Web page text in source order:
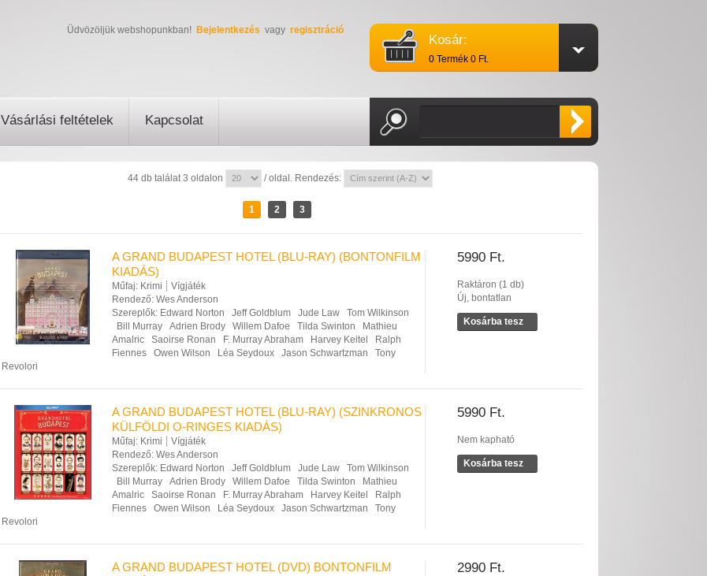
Kosár:
0 Termék 0 Ft.
Üdvözöljük webshopunkban! Bejelentkezés vagy regisztráció
Vásárlási feltételek Kapcsolat
44 db találat 3 oldalon / oldal. Rendezés:
1 2 3
5990 Ft.
Raktáron (1 db)
Új, bontatlan
Kosárba tesz
A GRAND BUDAPEST HOTEL (BLU-RAY) (BONTONFILM
KIADÁS)
Műfaj: Krimi
Vígjáték
Rendező: Wes Anderson
Szereplők: Edward Norton Jeff Goldblum Jude Law
Tom Wilkinson
Bill Murray
Adrien Brody Willem Dafoe Tilda Swinton
Mathieu
Amalric
Saoirse Ronan F. Murray Abraham Harvey Keitel
Ralph
Fiennes
Owen Wilson Léa Seydoux Jason Schwartzman
Tony
Revolori
5990 Ft.
Nem kapható
Kosárba tesz
A GRAND BUDAPEST HOTEL (BLU-RAY) (SZINKRONOS
KÜLFÖLDI O-RINGES KIADÁS)
Műfaj: Krimi
Vígjáték
Rendező: Wes Anderson
Szereplők: Edward Norton Jeff Goldblum Jude Law
Tom Wilkinson
Bill Murray
Adrien Brody Willem Dafoe Tilda Swinton
Mathieu
Amalric
Saoirse Ronan F. Murray Abraham Harvey Keitel
Ralph
Fiennes
Owen Wilson Léa Seydoux Jason Schwartzman
Tony
Revolori
2990 Ft.
A GRAND BUDAPEST HOTEL (DVD) BONTONFILM